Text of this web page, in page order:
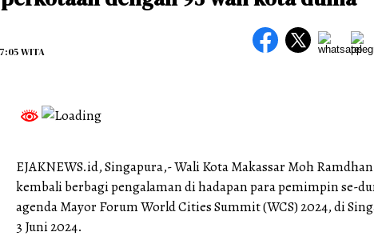
WITA
EJAKNEWS.id, Singapura,- Wali Kota Makassar Moh
kembali berbagi pengalaman di hadapan para pemimpin se-
agenda Mayor Forum World Cities Summit (WCS) 2024, di
3 Juni 2024.